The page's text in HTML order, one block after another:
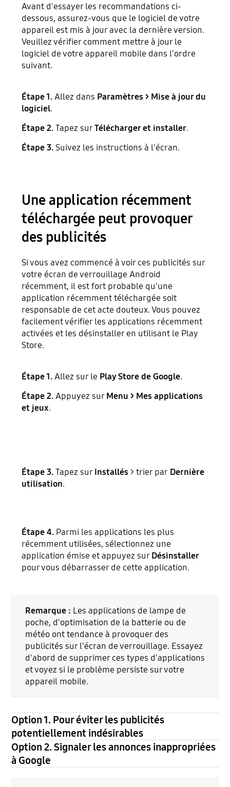
Avant d'essayer les recommandations ci-
dessous, assurez-vous que le logiciel de votre
appareil est mis à jour avec la dernière version.
Veuillez vérifier comment mettre à jour le
logiciel de votre appareil mobile dans l'ordre
suivant.
Étape 1.Allez dans Paramètres > Mise à jour du
logiciel.
Étape 2.Tapez surTélécharger et installer.
Étape 3. Suivez les instructions à l'écran.
Une application récemment
téléchargée peut provoquer
des publicités
Si vous avez commencé à voir ces publicités sur
votre écran de verrouillage Android
récemment, il est fort probable qu'une
application récemment téléchargée soit
responsable de cet acte douteux. Vous pouvez
facilement vérifier les applications récemment
activées et les désinstaller en utilisant le Play
Store.
Étape 1.Allez sur le Play Store de Google.
Étape 2.Appuyez sur Menu > Mes applications
et jeux.
Étape 3.Tapez sur Installés > trier par Dernière
utilisation.
Étape 4. Parmi les applications les plus
récemment utilisées, sélectionnez une
application émise et appuyez sur Désinstaller
pour vous débarrasser de cette application.
Remarque : Les applications de lampe de
poche, d'optimisation de la batterie ou de
météo ont tendance à provoquer des
publicités sur l'écran de verrouillage. Essayez
d'abord de supprimer ces types d'applications
et voyez si le problème persiste sur votre
appareil mobile.
Option 1. Pour éviter les publicités
potentiellement indésirables
Option 2. Signaler les annonces inappropriées
à Google